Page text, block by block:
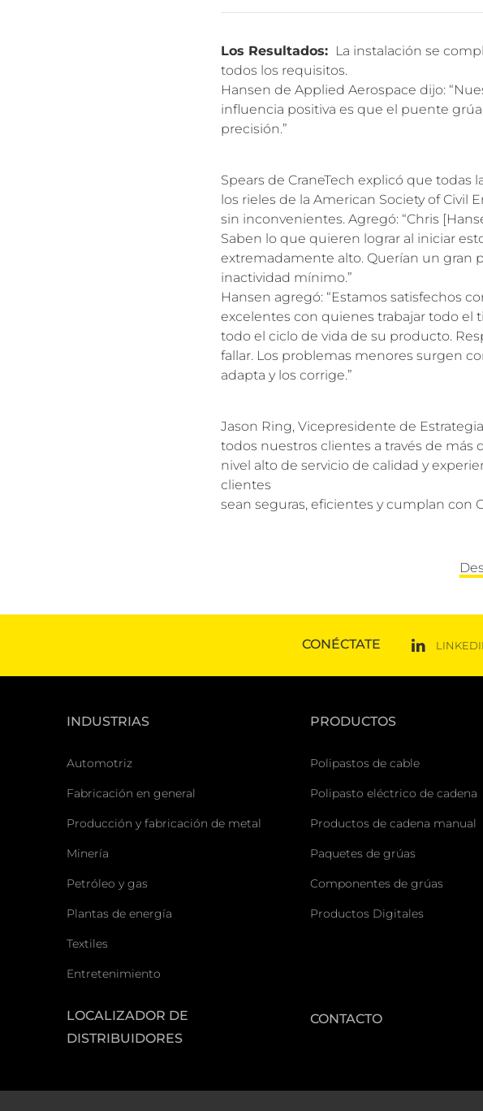
Los Resultados: La instalación se
todos los requisitos.
Hansen de Applied Aerospace dijo:
influencia positiva es que el puente
precisión.”
Spears de CraneTech explicó que
los rieles de la American Society of Civil
sin inconvenientes. Agregó: “Chris
Saben lo que quieren lograr al iniciar
extremadamente alto. Querían un gran
inactividad mínimo.”
Hansen agregó: “Estamos satisfechos
excelentes con quienes trabajar todo el
todo el ciclo de vida de su producto.
fallar. Los problemas menores surgen
adapta y los corrige.”
Jason Ring, Vicepresidente de
todos nuestros clientes a través de más
nivel alto de servicio de calidad y
clientes
sean seguras, eficientes y cumplan con
CONÉCTATE
INDUSTRIAS
Automotriz
Fabricación en general
Producción y fabricación de metal
Minería
Petróleo y gas
Plantas de energía
Textiles
Entretenimiento
PRODUCTOS
Polipastos de cable
Polipasto eléctrico de cadena
Productos de cadena manual
Paquetes de grúas
Componentes de grúas
Productos Digitales
LOCALIZADOR DE
DISTRIBUIDORES
CONTACTO